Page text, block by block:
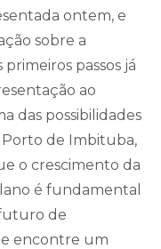
ontem, e
sobre a
passos já
ao
das possibilidades
Porto de Imbituba,
o crescimento da
é fundamental
de
encontre um